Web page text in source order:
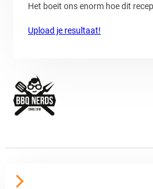
Het boeit ons enorm hoe dit
Upload je resultaat!